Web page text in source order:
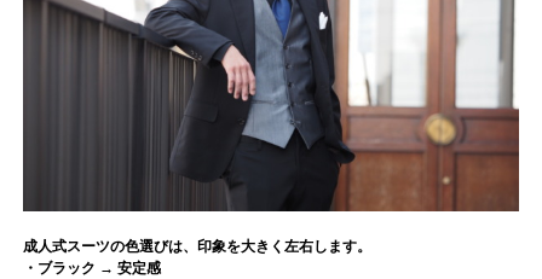
成人式スーツの色選びは、印象を大きく左右します。
・ブラック → 安定感